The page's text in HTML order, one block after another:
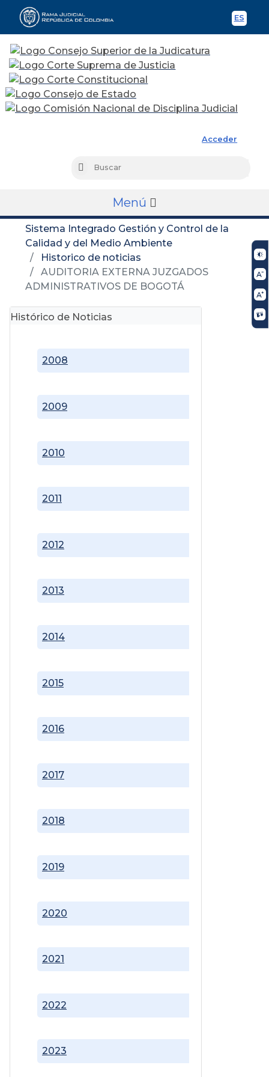
ES
Acceder
Buscar
Menú
Sistema Integrado Gestión y Control de la
Calidad y del Medio Ambiente
Historico de noticias
AUDITORIA EXTERNA JUZGADOS
ADMINISTRATIVOS DE BOGOTÁ
Histórico de Noticias
2008
2009
2010
2011
2012
2013
2014
2015
2016
2017
2018
2019
2020
2021
2022
2023